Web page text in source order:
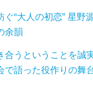
“大人の初恋” 星野
余韻
合うということを誠
で語った役作りの舞